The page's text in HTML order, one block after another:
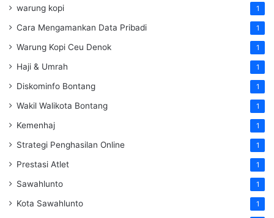
warung kopi 1
Cara Mengamankan Data Pribadi 1
Warung Kopi Ceu Denok 1
Haji & Umrah 1
Diskominfo Bontang 1
Wakil Walikota Bontang 1
Kemenhaj 1
Strategi Penghasilan Online 1
Prestasi Atlet 1
Sawahlunto 1
Kota Sawahlunto 1